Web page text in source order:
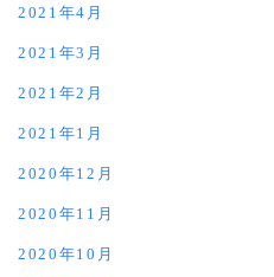
2021年4月
2021年3月
2021年2月
2021年1月
2020年12月
2020年11月
2020年10月